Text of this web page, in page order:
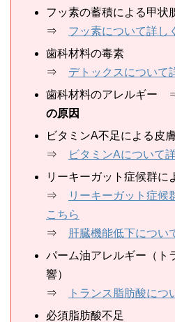
フッ素の蓄積による甲状
⇒ フッ素について詳し
歯科材料の毒素
⇒ デトックスについて
歯科材料のアレルギ
の原因
ビタミンA不足による皮
⇒
ビタミンAについて
リーキーガット症候群に
⇒
リーキーガット症候
こちら
⇒
肝臓機能低下につい
パーム油アレルギー（ト
響）
⇒
トランス脂肪酸につ
必須脂肪酸不足